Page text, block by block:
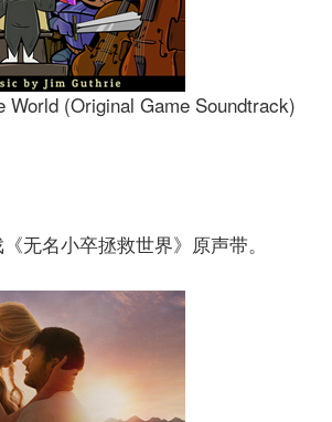
World (Original Game Soundtrack)
无名小卒拯救世界》原声带。